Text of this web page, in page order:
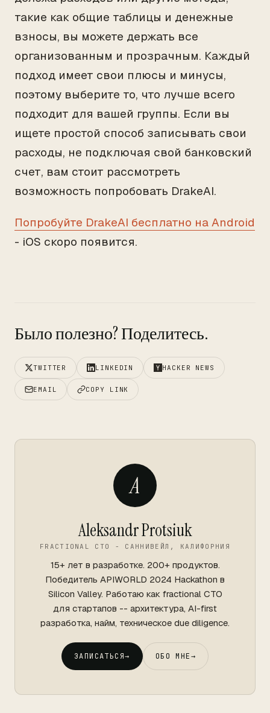
такие как общие таблицы и денежные
взносы, вы можете держать все
организованным и прозрачным. Каждый
подход имеет свои плюсы и минусы,
поэтому выберите то, что лучше всего
подходит для вашей группы. Если вы
ищете простой способ записывать свои
расходы, не подключая свой банковский
счет, вам стоит рассмотреть
возможность попробовать DrakeAI.
Попробуйте DrakeAI бесплатно на Android
- iOS скоро появится.
Было полезно? Поделитесь.
TWITTER LINKEDIN HACKER NEWS
EMAIL COPY LINK
A
Aleksandr Protsiuk
FRACTIONAL CTO - САННИВЕЙЛ, КАЛИФОРНИЯ
15+ лет в разработке. 200+ продуктов.
Победитель APIWORLD 2024 Hackathon в
Silicon Valley. Работаю как fractional CTO
для стартапов -- архитектура, AI-first
разработка, найм, техническое due diligence.
ЗАПИСАТЬСЯ→ ОБО МНЕ→